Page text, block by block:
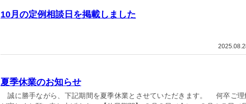
10月の定例相談日を掲載しました
夏季休業のお知らせ
誠に勝手ながら、下記期間を夏季休業とさせていただきます。 何卒ご理